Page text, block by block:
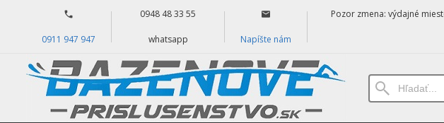
0911 947 947
0948 48 33 55
whatsapp Napíšte nám
Pozor zmena: výdajné